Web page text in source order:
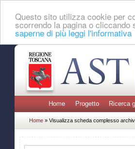
Questo sito utilizza cookie per
scorrendo la pagina o
saperne di più leggi l'informativa
Home Progetto Ricerca
Home » Visualizza scheda complesso